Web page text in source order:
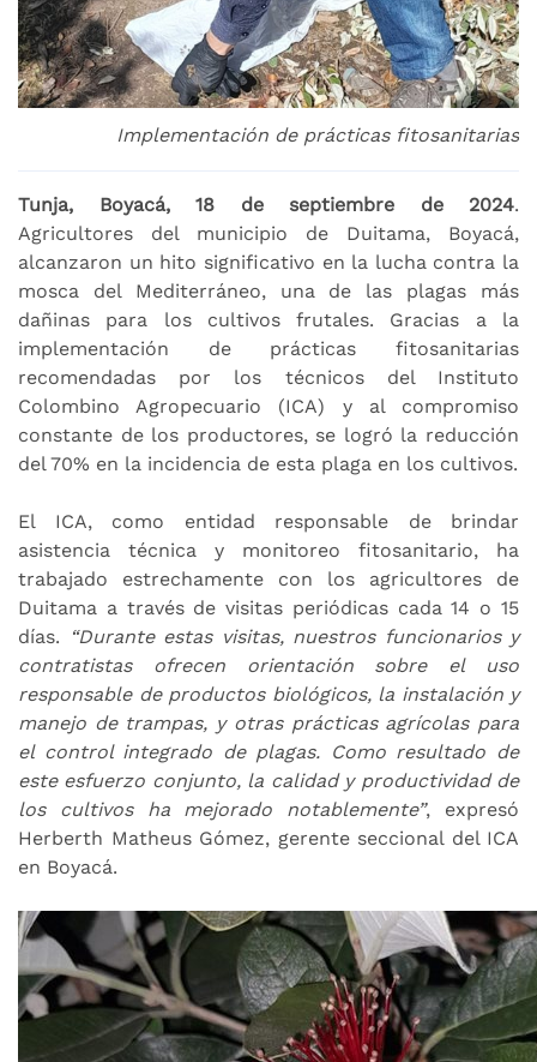
Implementación de prácticas fitosanitarias
Tunja, Boyacá, 18 de septiembre de 2024.
Agricultores del municipio de Duitama, Boyacá,
alcanzaron un hito significativo en la lucha contra la
mosca del Mediterráneo, una de las plagas más
dañinas para los cultivos frutales. Gracias a la
implementación de prácticas fitosanitarias
recomendadas por los técnicos del Instituto
Colombino Agropecuario (ICA) y al compromiso
constante de los productores, se logró la reducción
del 70% en la incidencia de esta plaga en los cultivos.
El ICA, como entidad responsable de brindar
asistencia técnica y monitoreo fitosanitario, ha
trabajado estrechamente con los agricultores de
Duitama a través de visitas periódicas cada 14 o 15
días.
“Durante estas visitas, nuestros funcionarios y
contratistas ofrecen orientación sobre el uso
responsable de productos biológicos, la instalación y
manejo de trampas, y otras prácticas agrícolas para
el control integrado de plagas. Como resultado de
este esfuerzo conjunto, la calidad y productividad de
los cultivos ha mejorado notablemente”, expresó
Herberth Matheus Gómez, gerente seccional del ICA
en Boyacá.